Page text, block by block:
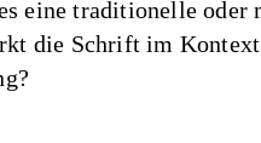
eine traditionelle oder
die Schrift im